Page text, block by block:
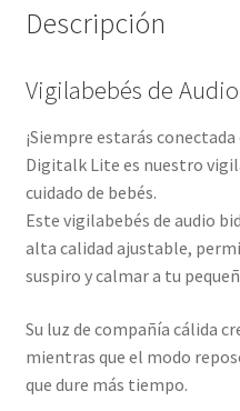
Descripción
Vigilabebés de
¡Siempre estarás
Digitalk Lite es nuestro
cuidado de bebés.
Este vigilabebés de audio
alta calidad ajustable,
suspiro y calmar a tu
Su luz de compañía cálida
mientras que el modo
que dure más tiempo.